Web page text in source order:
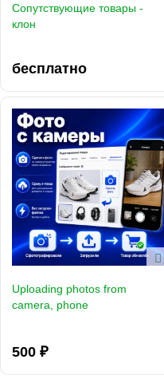
Сопутствующие товары -
клон
бесплатно
Uploading photos from
camera, phone
500 ₽